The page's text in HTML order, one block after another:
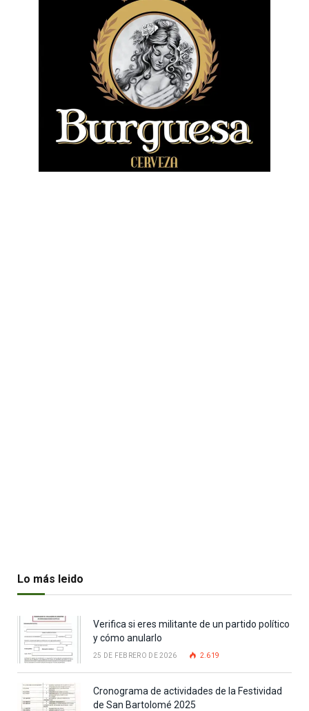
Lo más leido
Verifica si eres militante de un partido político
y cómo anularlo
25 DE FEBRERO DE 2026 2.619
Cronograma de actividades de la Festividad
de San Bartolomé 2025